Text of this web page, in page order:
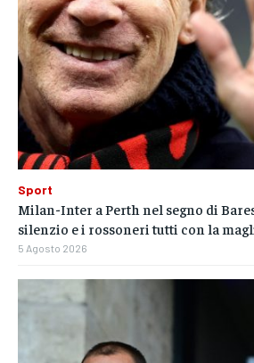
Sport
Milan-Inter a Perth nel segno di
silenzio e i rossoneri tutti con la
5 Agosto 2026